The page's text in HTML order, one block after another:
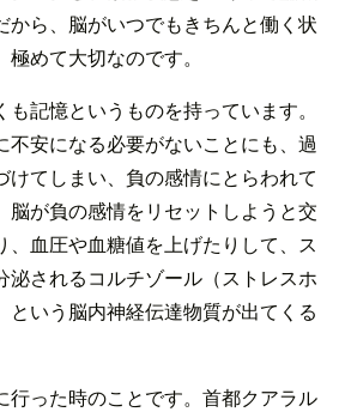
から、脳がいつでもきちんと働く状
めて大切なのです。
記憶というものを持っています。
不安になる必要がないことにも、過
けてしまい、負の感情にとらわれて
脳が負の感情をリセットしようと交
、血圧や血糖値を上げたりして、ス
泌されるコルチゾール（ストレスホ
という脳内神経伝達物質が出てくる
行った時のことです。首都クアラル